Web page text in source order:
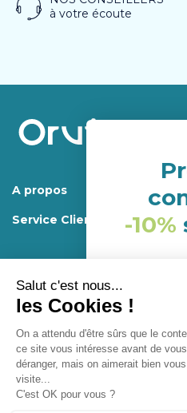
à votre écoute
A propos
Service Client
Conditions générales
-10%
(hors